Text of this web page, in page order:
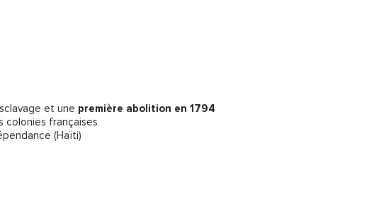
et une première abolition en 1794
colonies françaises
(Haïti)